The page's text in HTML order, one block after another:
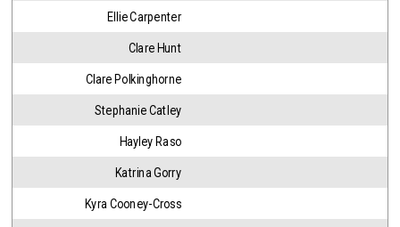
Ellie Carpenter
Clare Hunt
Clare Polkinghorne
Stephanie Catley
Hayley Raso
Katrina Gorry
Kyra Cooney-Cross